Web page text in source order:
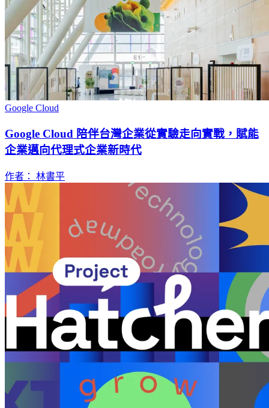
Google Cloud
Google Cloud 陪伴台灣企業從實驗走向實戰，賦能
企業邁向代理式企業新時代
作者： 林書平